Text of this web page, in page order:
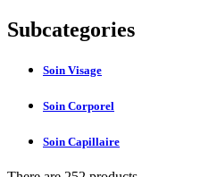
Subcategories
Soin Visage
Soin Corporel
Soin Capillaire